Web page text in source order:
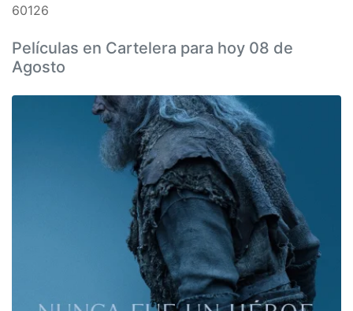
60126
Películas en Cartelera para hoy 08 de
Agosto